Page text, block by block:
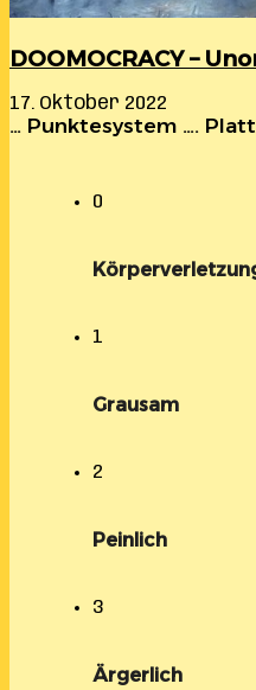
DOOMOCRACY –
17. Oktober 2022
… Punktesystem ….
0
1
Grausam
2
Peinlich
3
Ärgerlich